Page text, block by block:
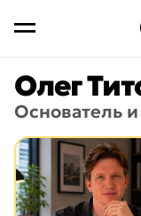
Олег
Основатель